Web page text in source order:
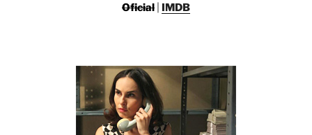
Oficial
IMDB